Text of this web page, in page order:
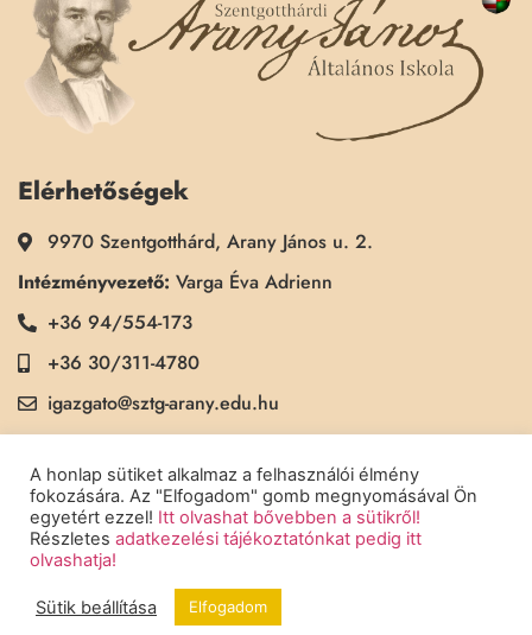
Elérhetőségek
9970 Szentgotthárd, Arany János u. 2.
Intézményvezető: Varga Éva Adrienn
+36 94/554-173
+36 30/311-4780
igazgato@sztg-arany.edu.hu
Titkárság:Kimmel Kinga
+36 30/311-5790
titkarsag@sztg-arany.edu.hu
Copyright © 2022 Szentgotthárdi Arany János Általános Iskola - Minden
A honlap sütiket alkalmaz a felhasználói élmény
fokozására. Az "Elfogadom" gomb megnyomásával Ön
egyetért ezzel! Itt olvashat bővebben a sütikről!
Részletes adatkezelési tájékoztatónkat pedig itt
olvashatja!
Sütik beállítása Elfogadom